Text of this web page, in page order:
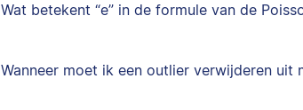
Wat betekent “e” in de formule van de
Wanneer moet ik een outlier verwijderen uit